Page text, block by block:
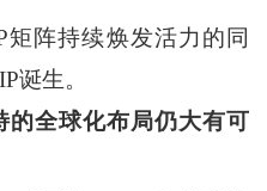
阵持续焕发活力的同
诞生。
的全球化布局仍大有可